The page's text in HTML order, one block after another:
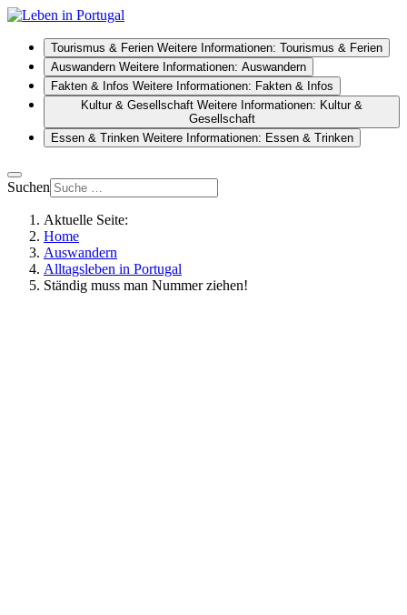
Tourismus & Ferien Weitere Informationen: Tourismus & Ferien
Auswandern Weitere Informationen: Auswandern
Fakten & Infos Weitere Informationen: Fakten & Infos
Kultur & Gesellschaft Weitere Informationen: Kultur &
Gesellschaft
Essen & Trinken Weitere Informationen: Essen & Trinken
Suchen
Aktuelle Seite:
Home
Auswandern
Alltagsleben in Portugal
Ständig muss man Nummer ziehen!